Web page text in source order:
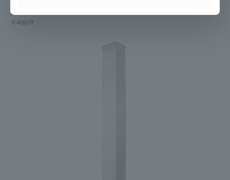
DT Trusscover 2m
9 490 Ft